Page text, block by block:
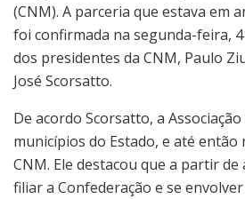
(CNM). A parceria que estava em
foi confirmada na segunda-feira,
dos presidentes da CNM, Paulo
José Scorsatto.
De acordo Scorsatto, a
municípios do Estado, e até então
CNM. Ele destacou que a partir de
filiar a Confederação e se